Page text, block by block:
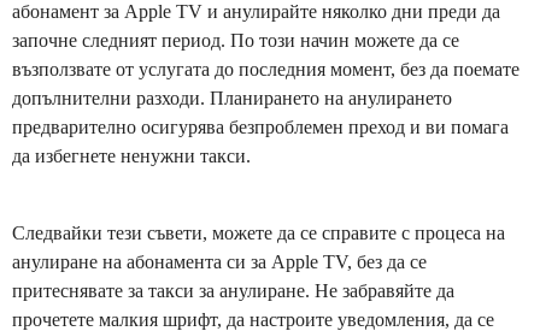
абонамент за Apple TV и анулирайте няколко дни преди да
започне следният период. По този начин можете да се
възползвате от услугата до последния момент, без да поемате
допълнителни разходи. Планирането на анулирането
предварително осигурява безпроблемен преход и ви помага
да избегнете ненужни такси.
Следвайки тези съвети, можете да се справите с процеса на
анулиране на абонамента си за Apple TV, без да се
притеснявате за такси за анулиране. Не забравяйте да
прочетете малкия шрифт, да настроите уведомления, да се